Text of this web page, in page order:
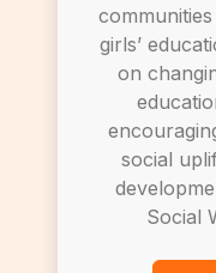
girls’
on
social
Social